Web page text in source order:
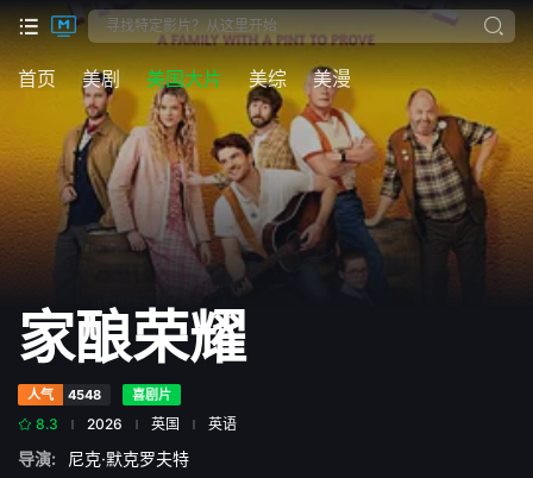
首页 美剧 美国大片 美综 美漫
家酿荣耀
人气 4548 喜剧片
8.3 2026 英国 英语
导演:
尼克·默克罗夫特